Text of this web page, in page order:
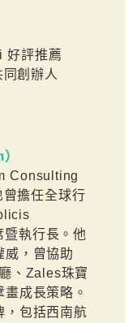
好評推薦
創辦人
Consulting
擔任全球行
執行長。他
威，曾協助
、Zales珠寶
成長策略。
，包括西南航